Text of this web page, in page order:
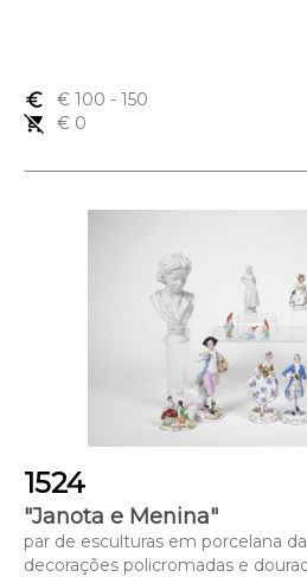
euro_symbol € 100 - 150
remove_shopping_cart
€ 0
1524
"Janota e Menina"
par de esculturas em porcelana
decorações policromadas e